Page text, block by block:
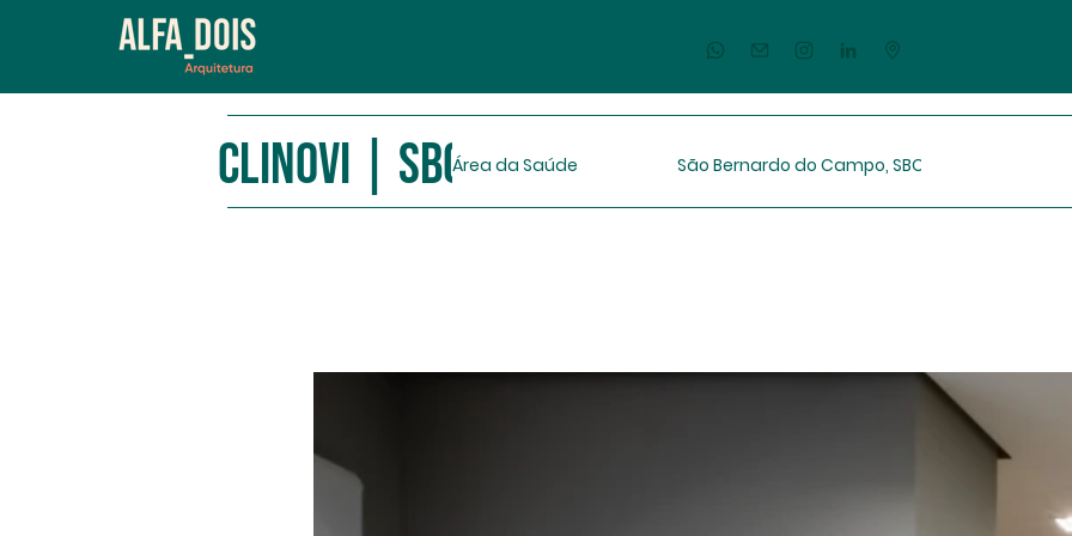
CLINOVI | SBCÁrea da Saúde São Bernardo do Campo, SBC